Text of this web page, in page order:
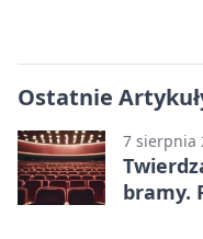
Ostatnie
7 sierpnia
bramy.